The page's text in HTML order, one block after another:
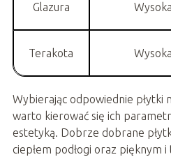
Glazura Wysoka
Terakota Wysoka
Wybierając odpowiednie płytki
warto kierować się ich
estetyką. Dobrze dobrane
ciepłem podłogi oraz pięknym